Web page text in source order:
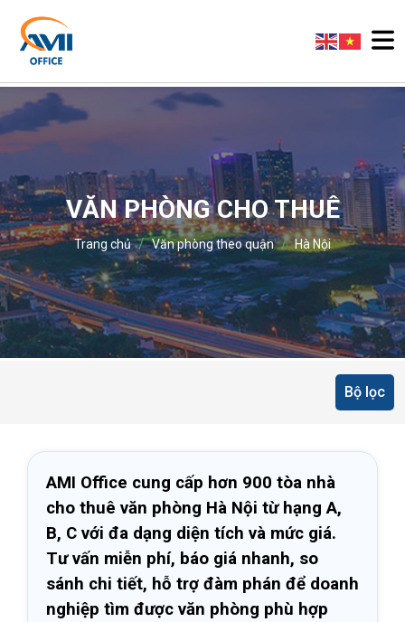
VĂN PHÒNG CHO THUÊ
Trang chủ /Văn phòng theo quận /Hà Nội
Bộ lọc
AMI Office cung cấp hơn 900 tòa nhà
cho thuê văn phòng Hà Nội từ hạng A,
B, C với đa dạng diện tích và mức giá.
Tư vấn miễn phí, báo giá nhanh, so
sánh chi tiết, hỗ trợ đàm phán để doanh
nghiệp tìm được văn phòng phù hợp